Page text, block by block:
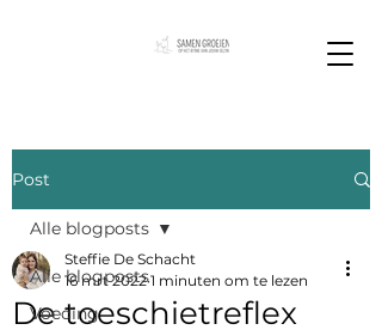
Post
Alle blogposts
Voeding
Alle blogposts
De toeschietreflex
Steffie De Schacht
16 mrt 2022 1 minuten om te lezen